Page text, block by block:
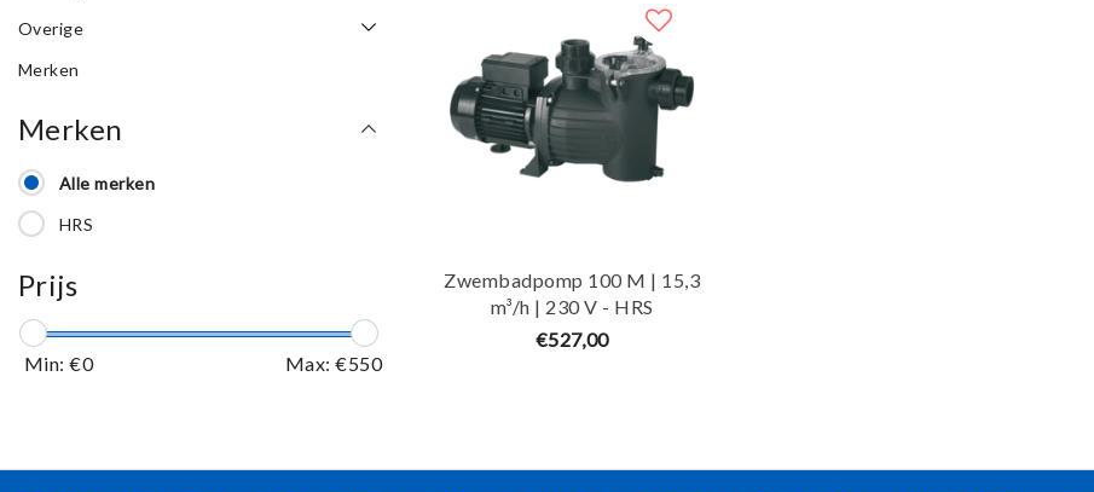
Overige
Merken
Merken
Alle merken
HRS
Prijs
Min: €0 Max: €550
Zwembadpomp 100 M | 15,3
m³/h | 230 V - HRS
€527,00